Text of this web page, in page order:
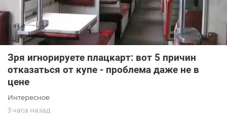
Зря игнорируете плацкарт: вот 5 причин
отказаться от купе - проблема даже не в
цене
Интересное
3 часа назад